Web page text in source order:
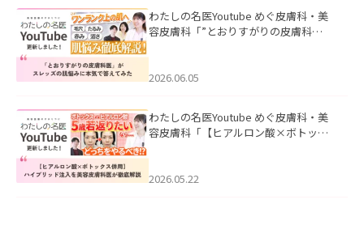
わたしの名医Youtube めぐ皮膚科・美
容皮膚科「”とおりすがりの皮膚科
2026.06.05
わたしの名医Youtube めぐ皮膚科・美
容皮膚科「【ヒアルロン酸×ボトック
た。
2026.05.22